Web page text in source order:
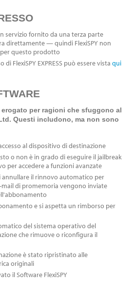
un servizio fornito da una terza parte
direttamente — quindi FlexiSPY non
questo prodotto
FlexiSPY EXPRESS può essere vistaqui
per ragioni che sfuggono al
Questi includono, ma non sono
al dispositivo di destinazione
o non è in grado di eseguire il jailbreak
per accedere a funzioni avanzate
annullare il rinnovo automatico per
di promemoria vengono inviate
e si aspetta un rimborso per
del sistema operativo del
che rimuove o riconfigura il
è stato ripristinato alle
originali
il Software FlexiSPY